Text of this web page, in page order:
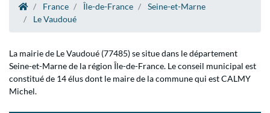
France Île-de-France
Seine-et-Marne
Le Vaudoué
La mairie de Le Vaudoué (77485) se situe dans le département
Seine-et-Marne de la région Île-de-France. Le conseil municipal est
constitué de 14 élus dont le maire de la commune qui est CALMY
Michel.